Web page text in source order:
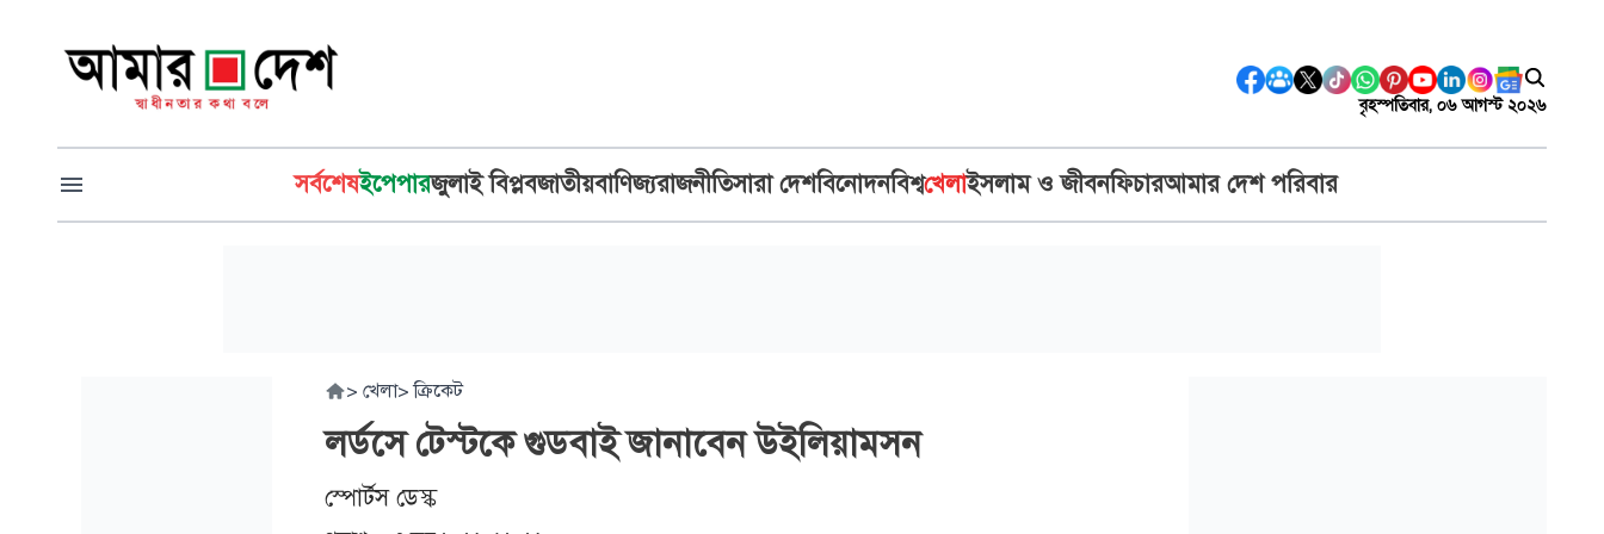
বৃহস্পতিবার, ০৬ আগস্ট ২০২৬
সর্বশেষইপেপারজুলাই বিপ্লবজাতীয়বাণিজ্যরাজনীতিসারা দেশবিনোদনবিশ্বখেলাইসলাম ও জীবনফিচারআমার দেশ পরিবার
> খেলা> ক্রিকেট
লর্ডসে টেস্টকে গুডবাই জানাবেন উইলিয়ামসন
স্পোর্টস ডেস্ক